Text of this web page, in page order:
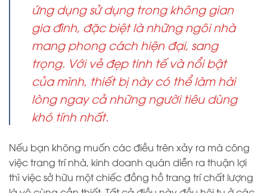
ứng dụng sử dụng trong không gian
gia đình, đặc biệt là những ngôi nhà
mang phong cách hiện đại, sang
trọng. Với vẻ đẹp tinh tế và nổi bật
của mình, thiết bị này có thể làm hài
lòng ngay cả những người tiêu dùng
khó tính nhất.
Nếu bạn không muốn các điều trên xảy ra mà công
việc trang trí nhà, kinh doanh quán diễn ra thuận lợi
thì việc sở hữu một chiếc đồng hồ trang trí chất lượng